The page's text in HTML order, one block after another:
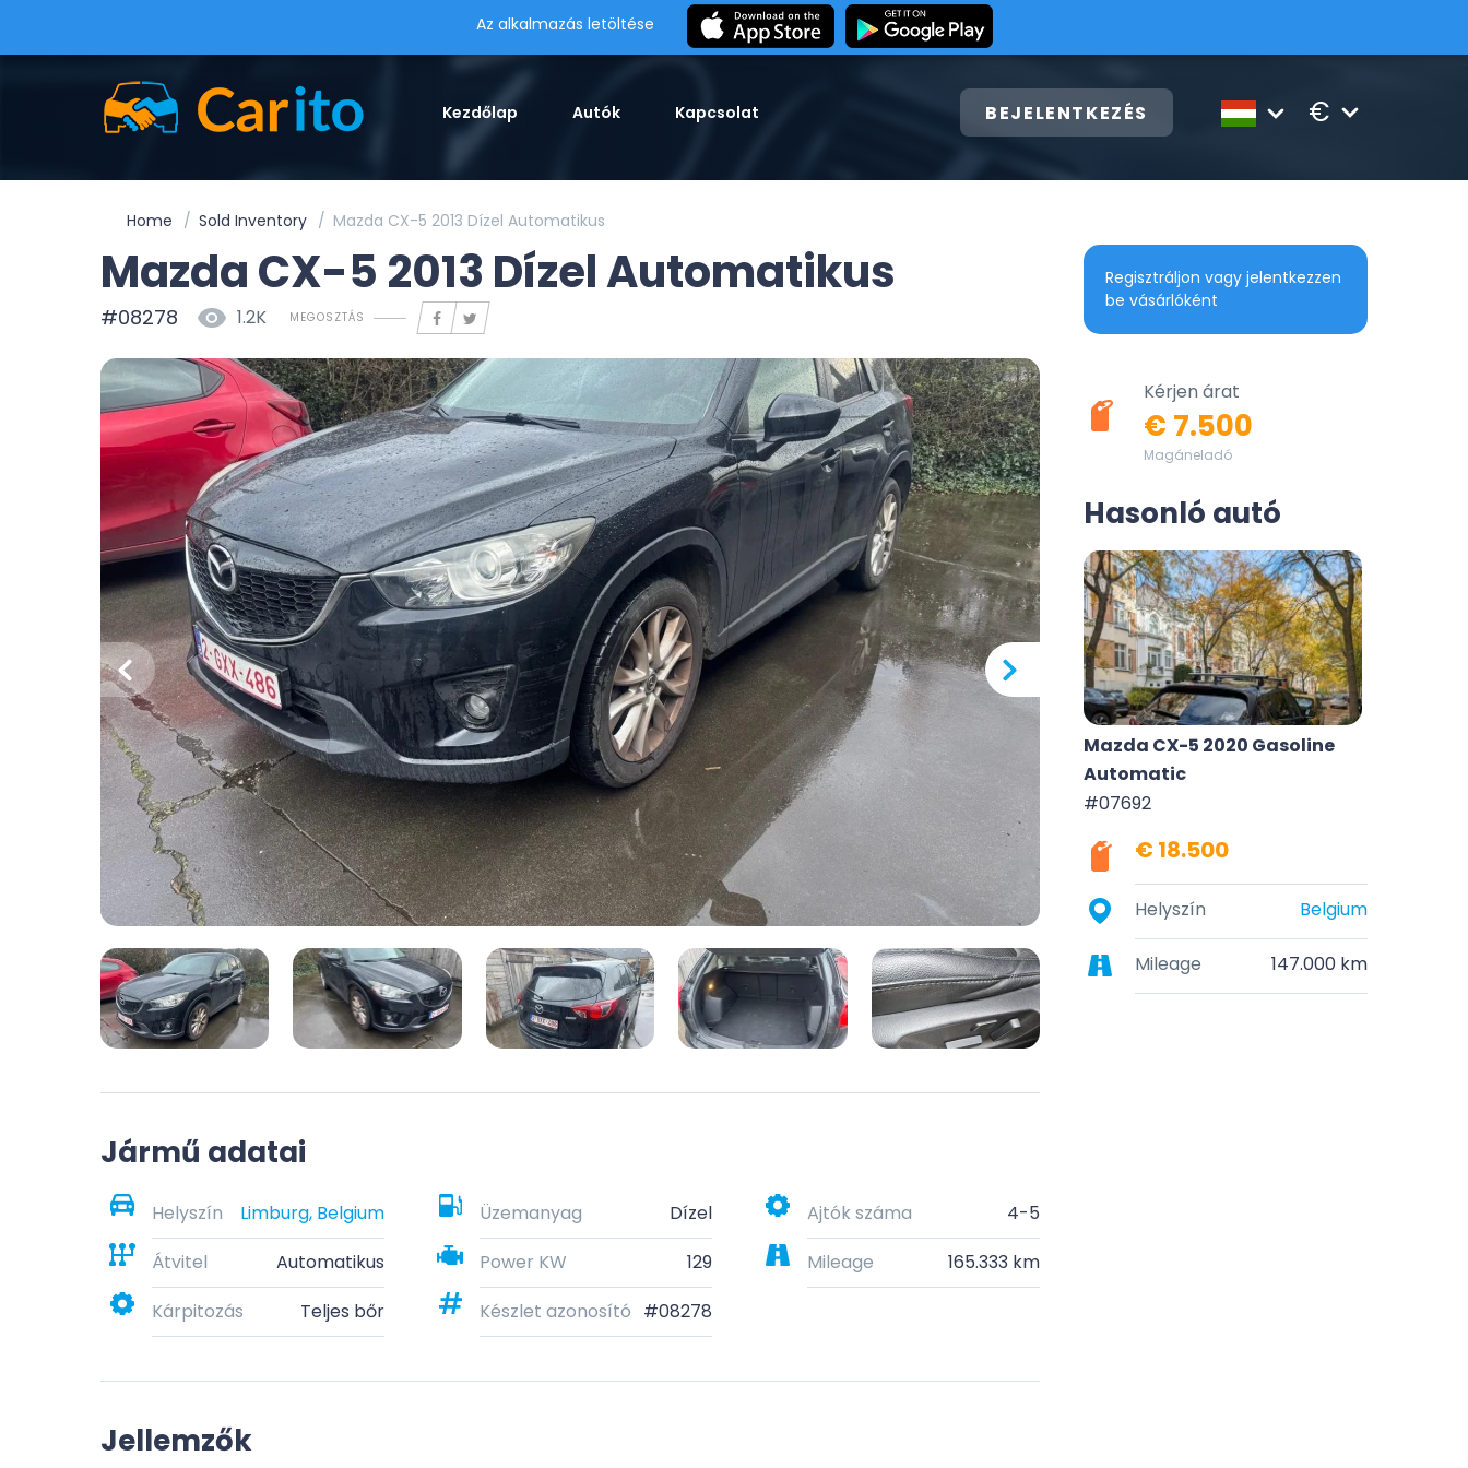
Az alkalmazás letöltése
Kezdőlap Autók Kapcsolat BEJELENTKEZÉS €
Home Sold Inventory Mazda CX-5 2013 Dízel Automatikus
Mazda CX-5 2013 Dízel Automatikus
#08278 1.2K MEGOSZTÁS
Jármű adatai
Helyszín Limburg, Belgium Üzemanyag Dízel Ajtók száma
4-5
Átvitel
Automatikus Power KW 129 Mileage
165.333 km
Kárpitozás
Teljes bőr Készlet azonosító #08278
Jellemzők
Regisztráljon vagy jelentkezzen
be vásárlóként
Kérjen árat
€ 7.500
Magáneladó
Hasonló autó
Mazda CX-5 2020 Gasoline
Automatic
#07692
€ 18.500
Helyszín Belgium
Mileage 147.000 km